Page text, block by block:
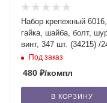
Набор крепежный 6016,
гайка, шайба, болт,
винт, 347 шт. (34215) /
Под заказ
480 ₽/компл
В КОРЗИНУ